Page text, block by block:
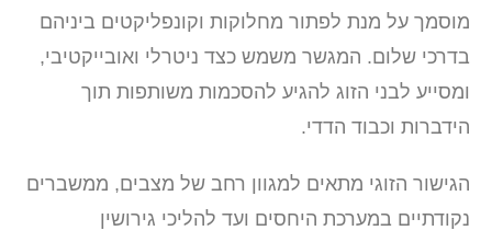
מוסמך על מנת לפתור מחלוקות וקונפליקטים ביניהם
בדרכי שלום. המגשר משמש כצד ניטרלי ואובייקטיבי,
ומסייע לבני הזוג להגיע להסכמות משותפות תוך
הידברות וכבוד הדדי.
הגישור הזוגי מתאים למגוון רחב של מצבים, ממשברים
נקודתיים במערכת היחסים ועד להליכי גירושין